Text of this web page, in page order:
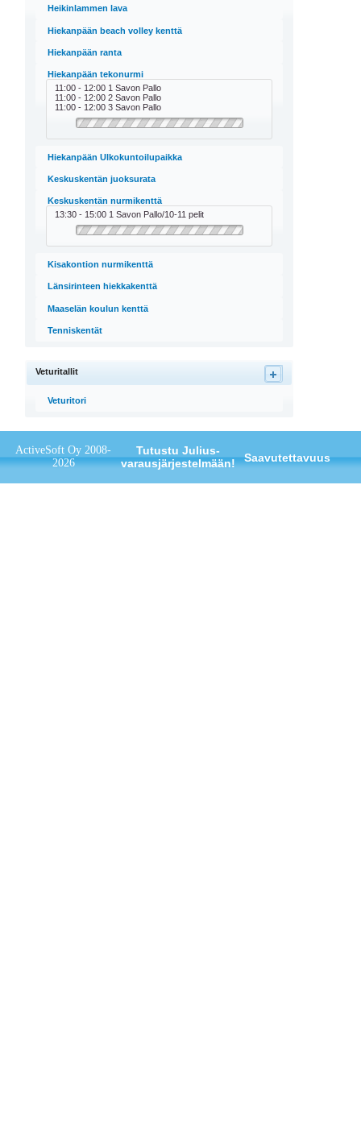
Heikinlammen lava
Hiekanpään beach volley kenttä
Hiekanpään ranta
Hiekanpään tekonurmi
11:00 - 12:00 1 Savon Pallo
11:00 - 12:00 2 Savon Pallo
11:00 - 12:00 3 Savon Pallo
Hiekanpään Ulkokuntoilupaikka
Keskuskentän juoksurata
Keskuskentän nurmikenttä
13:30 - 15:00 1 Savon Pallo/10-11 pelit
Kisakontion nurmikenttä
Länsirinteen hiekkakenttä
Maaselän koulun kenttä
Tenniskentät
Veturitallit
Veturitori
ActiveSoft Oy 2008-
2026
Tutustu Julius-
varausjärjestelmään!
Saavutettavuus